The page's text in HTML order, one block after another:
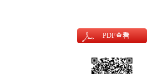
PDF查看